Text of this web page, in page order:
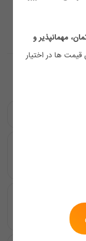
داده نمی شود
چه گزینه‌هایی
مدت مناسب
مهمانپذیر و
قیمت ها در اختیار